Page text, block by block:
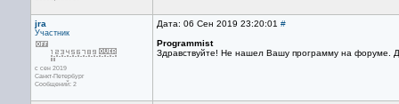
jra
Участник
с сен 2019
Санкт-Петербург
Сообщений: 2
Дата: 06 Сен 2019 23:20:01 #
Programmist
Здравствуйте! Не нашел Вашу программу на форуме.